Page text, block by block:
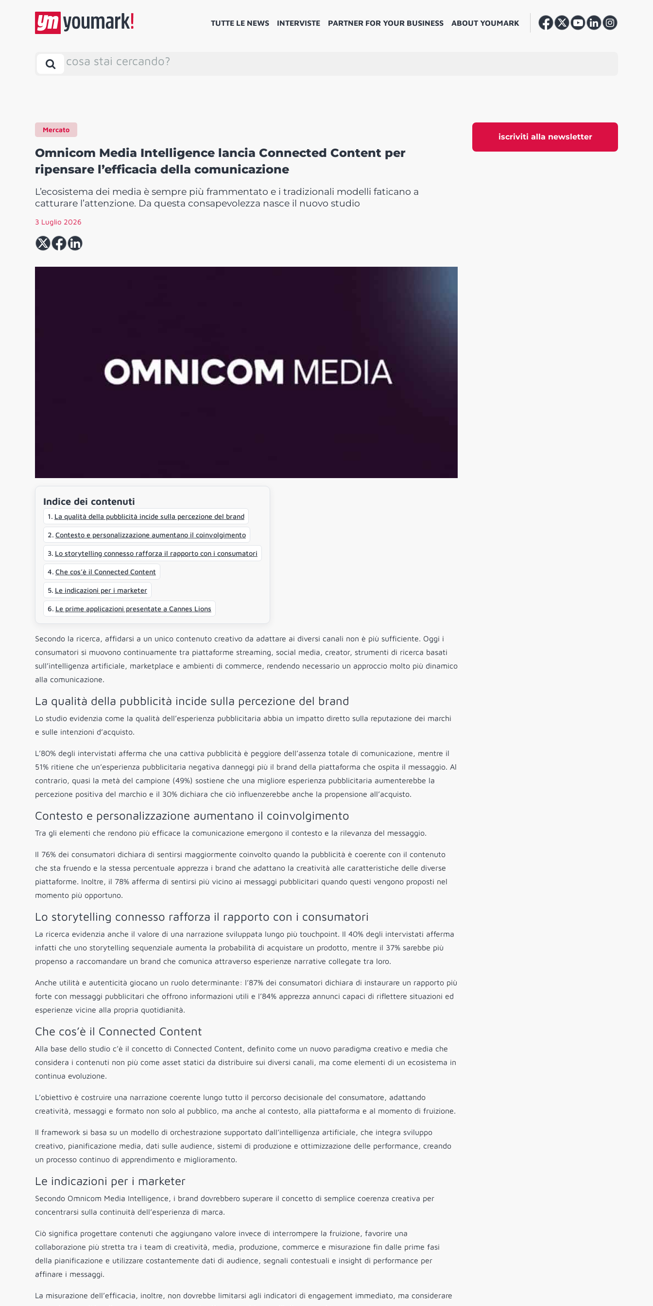
TUTTE LE NEWS INTERVISTE PARTNER FOR YOUR BUSINESS ABOUT YOUMARK
cosa stai cercando?
iscriviti alla newsletter
Mercato
Omnicom Media Intelligence lancia Connected Content per
ripensare l’efficacia della comunicazione
L’ecosistema dei media è sempre più frammentato e i tradizionali modelli faticano a
catturare l’attenzione. Da questa consapevolezza nasce il nuovo studio
3 Luglio 2026
Indice dei contenuti
La qualità della pubblicità incide sulla percezione del brand
Contesto e personalizzazione aumentano il coinvolgimento
Lo storytelling connesso rafforza il rapporto con i consumatori
Che cos’è il Connected Content
Le indicazioni per i marketer
Le prime applicazioni presentate a Cannes Lions
Secondo la ricerca, affidarsi a un unico contenuto creativo da adattare ai diversi canali non è più sufficiente. Oggi i
consumatori si muovono continuamente tra piattaforme streaming, social media, creator, strumenti di ricerca basati
sull’intelligenza artificiale, marketplace e ambienti di commerce, rendendo necessario un approccio molto più dinamico
alla comunicazione.
La qualità della pubblicità incide sulla percezione del brand
Lo studio evidenzia come la qualità dell’esperienza pubblicitaria abbia un impatto diretto sulla reputazione dei marchi
e sulle intenzioni d’acquisto.
L’80% degli intervistati afferma che una cattiva pubblicità è peggiore dell’assenza totale di comunicazione, mentre il
51% ritiene che un’esperienza pubblicitaria negativa danneggi più il brand della piattaforma che ospita il messaggio. Al
contrario, quasi la metà del campione (49%) sostiene che una migliore esperienza pubblicitaria aumenterebbe la
percezione positiva del marchio e il 30% dichiara che ciò influenzerebbe anche la propensione all’acquisto.
Contesto e personalizzazione aumentano il coinvolgimento
Tra gli elementi che rendono più efficace la comunicazione emergono il contesto e la rilevanza del messaggio.
Il 76% dei consumatori dichiara di sentirsi maggiormente coinvolto quando la pubblicità è coerente con il contenuto
che sta fruendo e la stessa percentuale apprezza i brand che adattano la creatività alle caratteristiche delle diverse
piattaforme. Inoltre, il 78% afferma di sentirsi più vicino ai messaggi pubblicitari quando questi vengono proposti nel
momento più opportuno.
Lo storytelling connesso rafforza il rapporto con i consumatori
La ricerca evidenzia anche il valore di una narrazione sviluppata lungo più touchpoint. Il 40% degli intervistati afferma
infatti che uno storytelling sequenziale aumenta la probabilità di acquistare un prodotto, mentre il 37% sarebbe più
propenso a raccomandare un brand che comunica attraverso esperienze narrative collegate tra loro.
Anche utilità e autenticità giocano un ruolo determinante: l’87% dei consumatori dichiara di instaurare un rapporto più
forte con messaggi pubblicitari che offrono informazioni utili e l’84% apprezza annunci capaci di riflettere situazioni ed
esperienze vicine alla propria quotidianità.
Che cos’è il Connected Content
Alla base dello studio c’è il concetto di Connected Content, definito come un nuovo paradigma creativo e media che
considera i contenuti non più come asset statici da distribuire sui diversi canali, ma come elementi di un ecosistema in
continua evoluzione.
L’obiettivo è costruire una narrazione coerente lungo tutto il percorso decisionale del consumatore, adattando
creatività, messaggi e formato non solo al pubblico, ma anche al contesto, alla piattaforma e al momento di fruizione.
Il framework si basa su un modello di orchestrazione supportato dall’intelligenza artificiale, che integra sviluppo
creativo, pianificazione media, dati sulle audience, sistemi di produzione e ottimizzazione delle performance, creando
un processo continuo di apprendimento e miglioramento.
Le indicazioni per i marketer
Secondo Omnicom Media Intelligence, i brand dovrebbero superare il concetto di semplice coerenza creativa per
concentrarsi sulla continuità dell’esperienza di marca.
Ciò significa progettare contenuti che aggiungano valore invece di interrompere la fruizione, favorire una
collaborazione più stretta tra i team di creatività, media, produzione, commerce e misurazione fin dalle prime fasi
della pianificazione e utilizzare costantemente dati di audience, segnali contestuali e insight di performance per
affinare i messaggi.
La misurazione dell’efficacia, inoltre, non dovrebbe limitarsi agli indicatori di engagement immediato, ma considerare